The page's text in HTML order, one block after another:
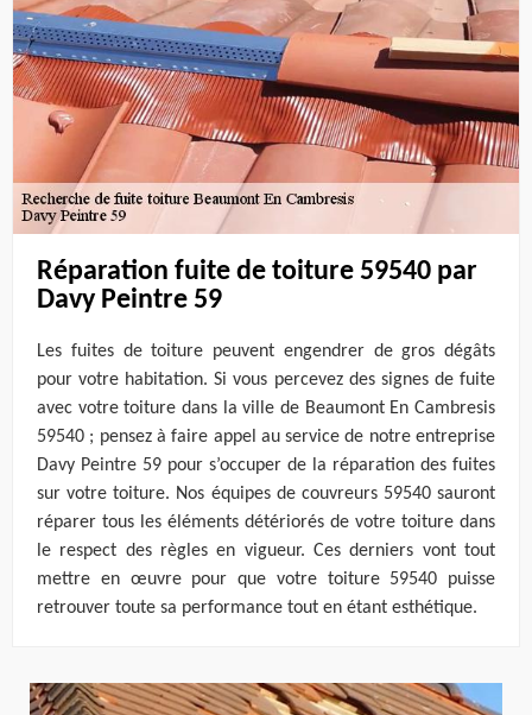
Réparation fuite de toiture 59540 par
Davy Peintre 59
Les fuites de toiture peuvent engendrer de gros dégâts
pour votre habitation. Si vous percevez des signes de fuite
avec votre toiture dans la ville de Beaumont En Cambresis
59540 ; pensez à faire appel au service de notre entreprise
Davy Peintre 59 pour s’occuper de la réparation des fuites
sur votre toiture. Nos équipes de couvreurs 59540 sauront
réparer tous les éléments détériorés de votre toiture dans
le respect des règles en vigueur. Ces derniers vont tout
mettre en œuvre pour que votre toiture 59540 puisse
retrouver toute sa performance tout en étant esthétique.